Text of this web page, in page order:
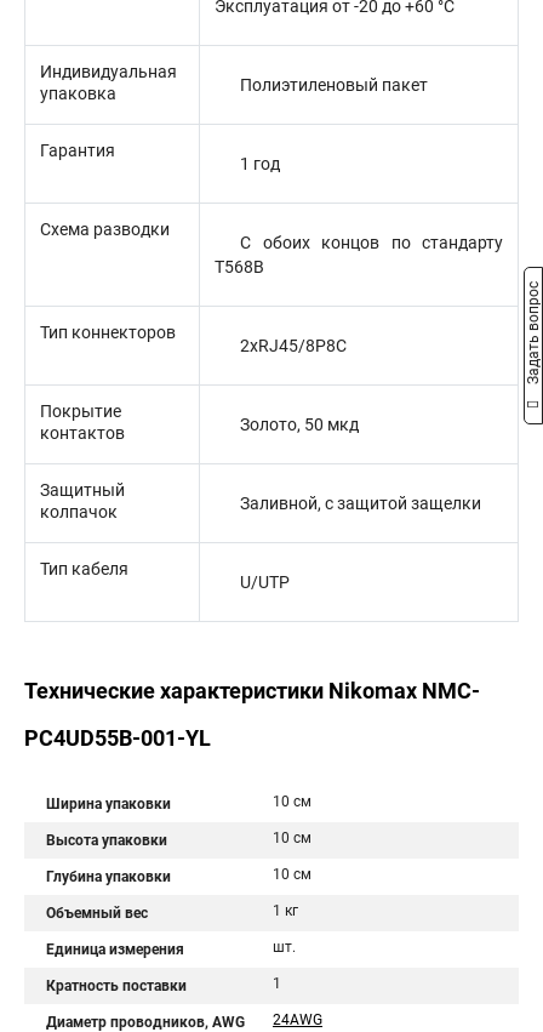
Эксплуатация от -20 до +60 °C
Индивидуальная
упаковка
Полиэтиленовый пакет
Гарантия
1 год
Схема разводки
С обоих концов по стандарту
T568B
Тип коннекторов
2xRJ45/8P8C
Покрытие
контактов
Золото, 50 мкд
Защитный
колпачок
Заливной, с защитой защелки
Тип кабеля
U/UTP
Технические характеристики Nikomax NMC-
PC4UD55B-001-YL
Ширина упаковки 10 см
Высота упаковки 10 см
Глубина упаковки 10 см
Объемный вес 1 кг
Единица измерения шт.
Кратность поставки 1
Диаметр проводников, AWG 24AWG
Задать вопрос